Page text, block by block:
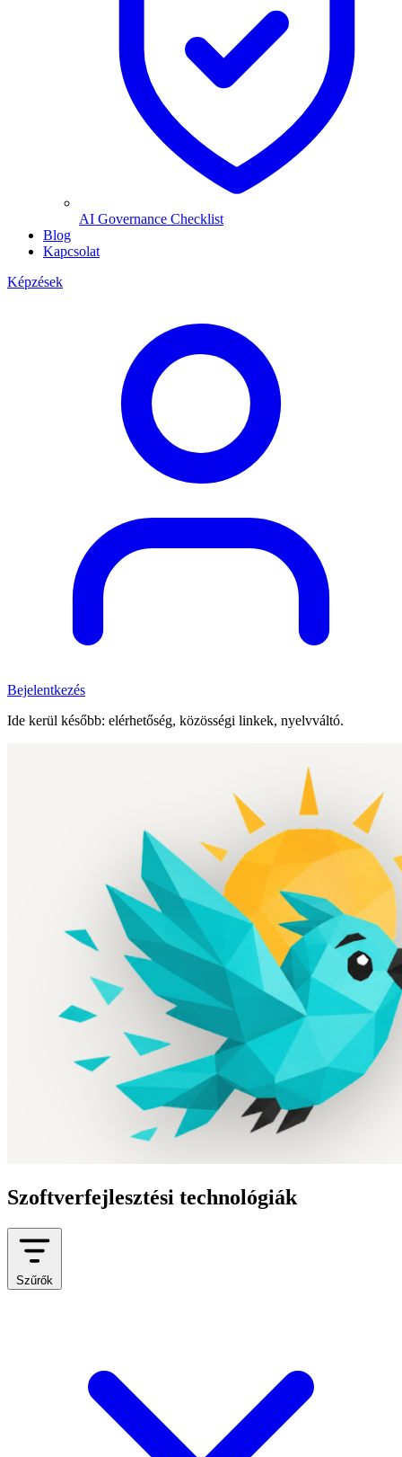
AI Governance Checklist
Blog
Kapcsolat
Képzések
Bejelentkezés
Ide kerül később: elérhetőség, közösségi linkek, nyelvváltó.
Szoftverfejlesztési technológiák
Szűrők